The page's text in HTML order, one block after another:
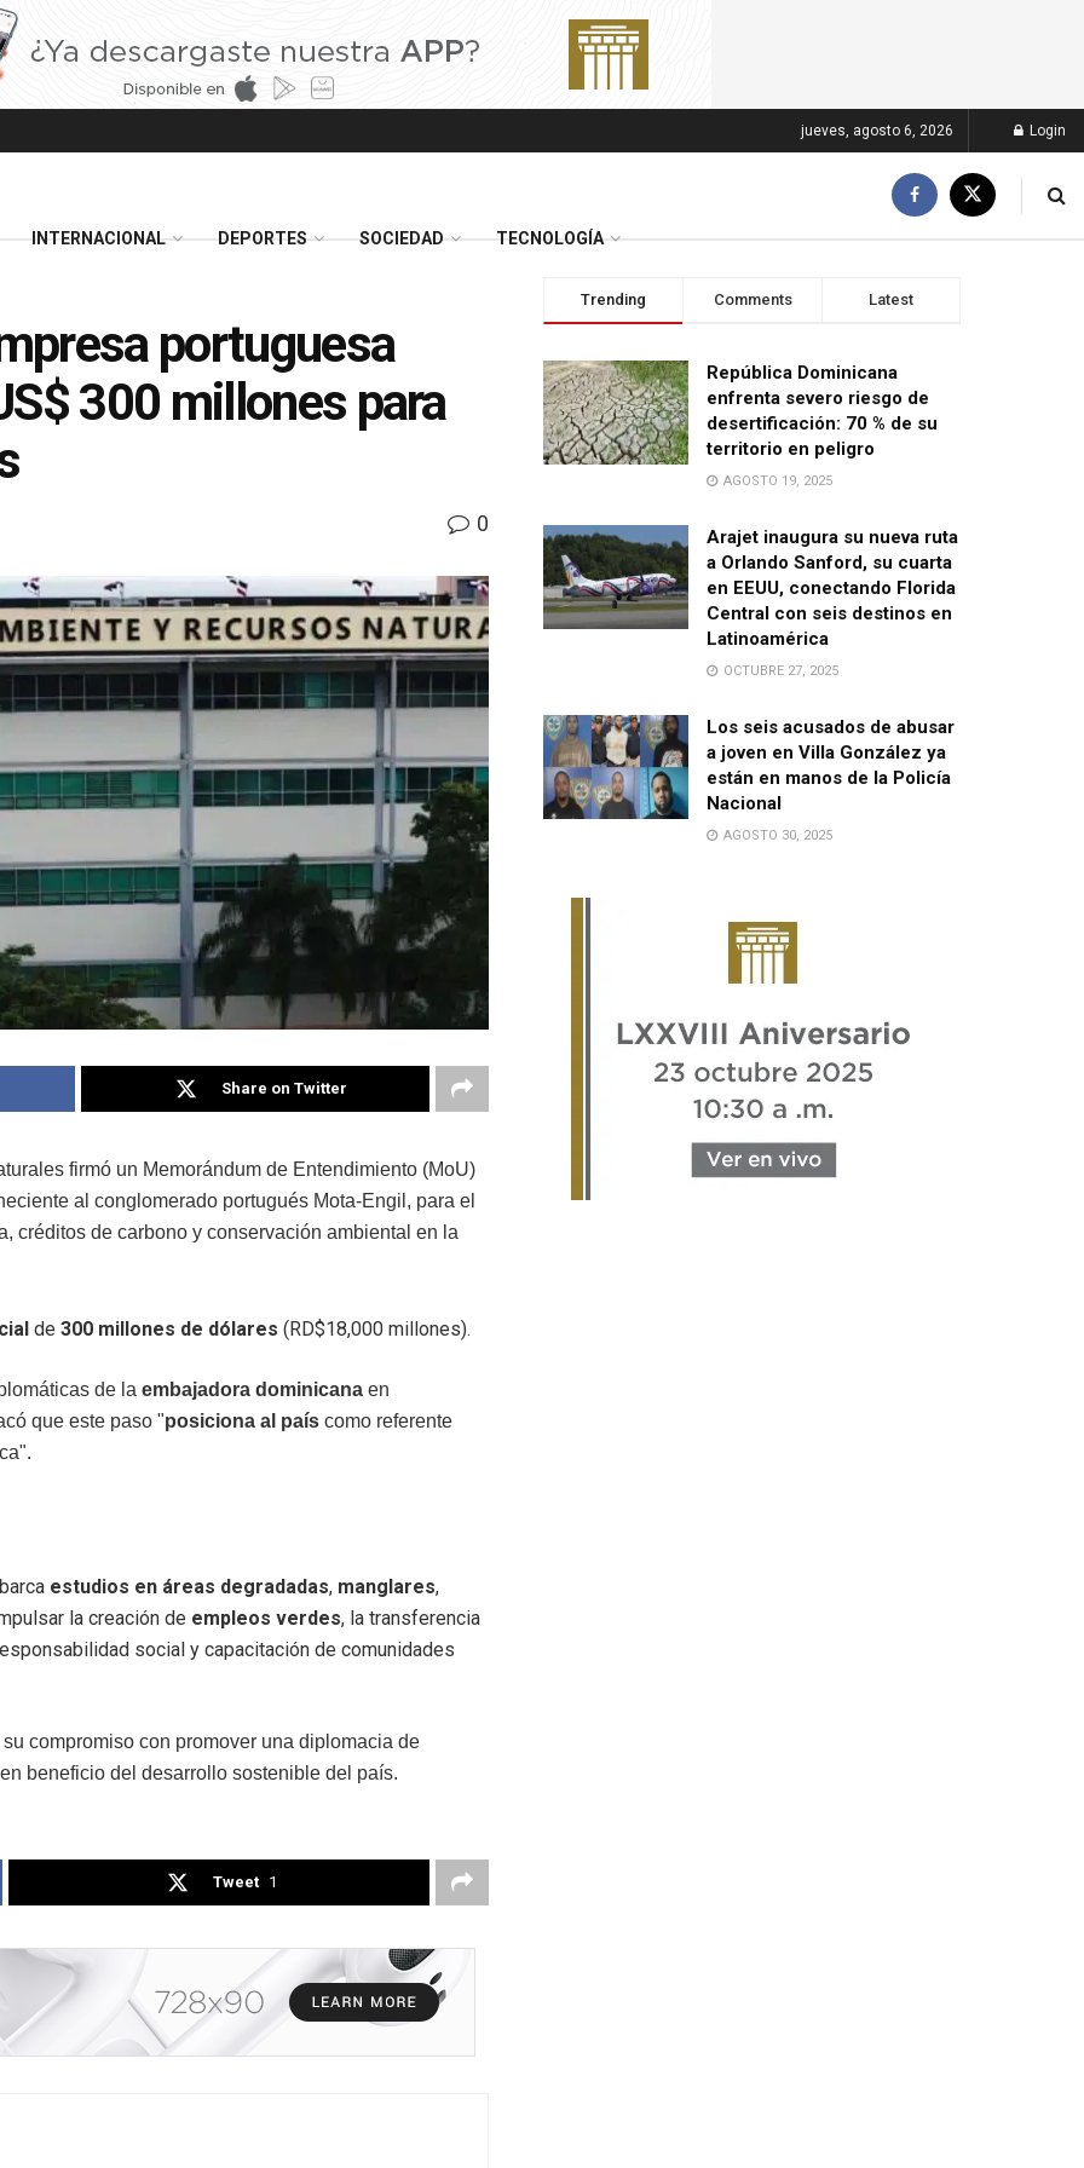
jueves, agosto 6, 2026 Login
INTERNACIONAL DEPORTES SOCIEDAD TECNOLOGÍA
portuguesa
300 millones para
0
Share on Twitter
firmó un Memorándum de Entendimiento (MoU)
al conglomerado portugués Mota-Engil, para el
créditos de carbono y conservación ambiental en la
de300 millones de dólares (RD$18,000 millones).
de la embajadora dominicana en
que este paso "posiciona al país como referente
estudios en áreas degradadas, manglares,
la creación de empleos verdes, la transferencia
social y capacitación de comunidades
compromiso con promover una diplomacia de
beneficio del desarrollo sostenible del país.
Tweet 1
Trending Comments Latest
República Dominicana
enfrenta severo riesgo de
desertificación: 70 % de su
territorio en peligro
AGOSTO 19, 2025
Arajet inaugura su nueva ruta
a Orlando Sanford, su cuarta
en EEUU, conectando Florida
Central con seis destinos en
Latinoamérica
OCTUBRE 27, 2025
Los seis acusados de abusar
a joven en Villa González ya
están en manos de la Policía
Nacional
AGOSTO 30, 2025